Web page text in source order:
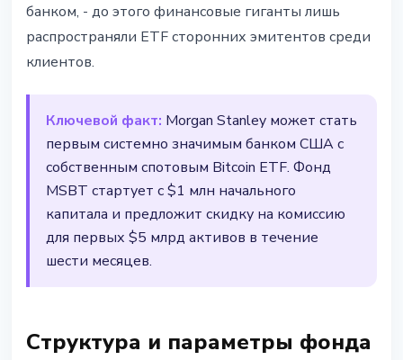
банком, - до этого финансовые гиганты лишь
распространяли ETF сторонних эмитентов среди
клиентов.
Ключевой факт: Morgan Stanley может стать
первым системно значимым банком США с
собственным спотовым Bitcoin ETF. Фонд
MSBT стартует с $1 млн начального
капитала и предложит скидку на комиссию
для первых $5 млрд активов в течение
шести месяцев.
Структура и параметры фонда